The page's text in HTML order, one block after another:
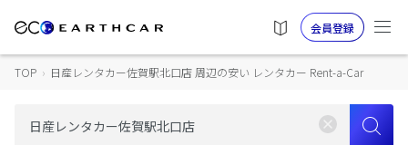
会員登録
TOP › 日産レンタカー佐賀駅北口店 周辺の安い レンタカー Rent-a-Car